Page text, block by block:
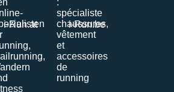
i-Run.at i-Run.be